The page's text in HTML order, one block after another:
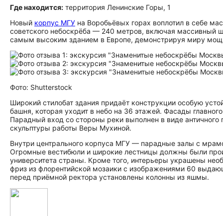
Где находится: территория Ленинские Горы, 1
Новый корпус МГУ на Воробьёвых горах воплотил в себе
советского небоскрёба — 240 метров, включая массивный
самым высоким зданием в Европе, демонстрируя миру
Фото: Shutterstock
Широкий стилобат здания придаёт конструкции особую
башня, которая уходит в небо на 36 этажей. Фасады
Парадный вход со стороны реки выполнен в виде
скульптуры работы Веры Мухиной.
Внутри центрального корпуса МГУ — парадные залы с
Огромные вестибюли и широкие лестницы должны были
университета страны. Кроме того, интерьеры украшены
фриз из флорентийской мозаики с изображениями 60
перед приёмной ректора установлены колонны из яшмы.